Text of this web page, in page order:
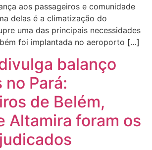
aos passageiros e comunidade
delas é a climatização do
uma das principais necessidades
foi implantada no aeroporto […]
balanço
no Pará:
de Belém,
Altamira foram os